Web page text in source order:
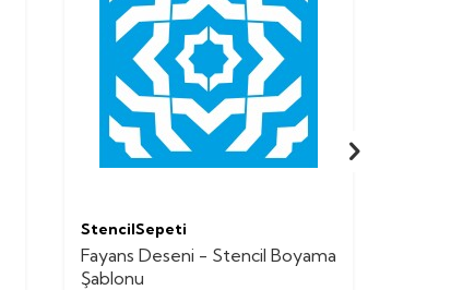
StencilSepeti
Fayans Deseni - Stencil Boyama
Şablonu